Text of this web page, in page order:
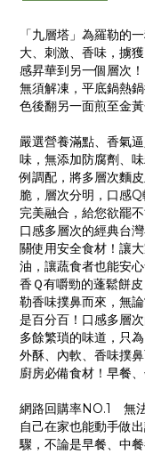
「九層塔」為羅勒的
大、刺激、香味，擄
感昇華到另一個層次！
無須解凍，平底鍋熱
色後翻另一面煎至金
嚴選營養滿點、香氣
味，無添加防腐劑、
例調配，將多層次麵
脆，層次分明，口感
完美融合，給您欲罷
口感多層次的經典台
關使用安全食材！讓
油，讓蔬食者也能安心
香Ｑ有嚼勁的蓬鬆餅
勒香味撲鼻而來，無
是百分百！口感多層
多餘繁瑣的味道，只
外酥、內軟、香味撲
廚房必備食材！早餐
網路回購率NO.1 無
自己在家也能動手做
驟，不論是早餐、中